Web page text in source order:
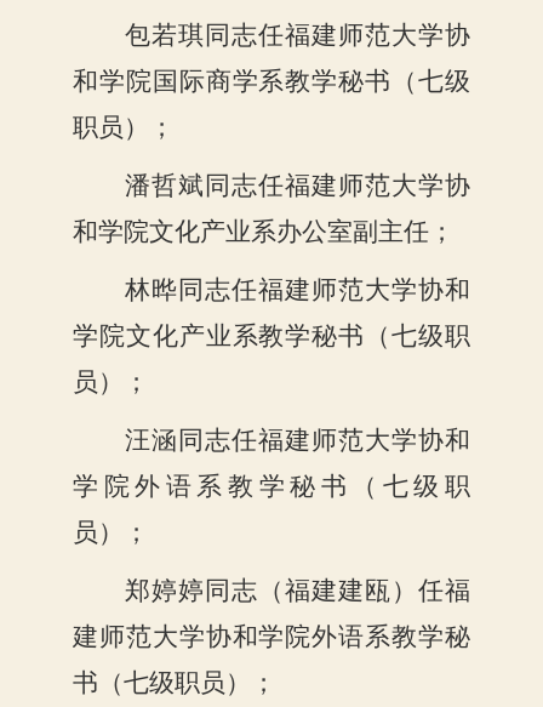
包若琪同志任福建师范大学协
和学院国际商学系教学秘书（七级
职员）；
潘哲斌同志任福建师范大学协
和学院文化产业系办公室副主任；
林晔同志任福建师范大学协和
学院文化产业系教学秘书（七级职
员）；
汪涵同志任福建师范大学协和
学院外语系教学秘书（七级职
员）；
郑婷婷同志（福建建瓯）任福
建师范大学协和学院外语系教学秘
书（七级职员）；